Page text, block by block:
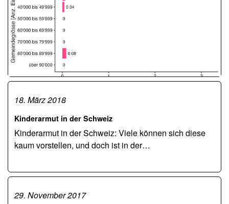
18. März 2018
Kinderarmut in der Schweiz
Kinderarmut in der Schweiz: Viele können sich diese
kaum vorstellen, und doch ist in der…
29. November 2017